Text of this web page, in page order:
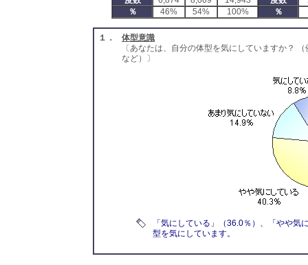
％
46% 54% 100% ％
１．
体型意識
〔あなたは、自分の体型を気にしていますか？
など）〕
「気にしている」（36.0％）、「やや
型を気にしています。